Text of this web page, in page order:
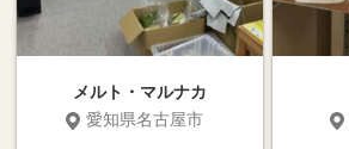
メルト・マルナカ
愛知県名古屋市